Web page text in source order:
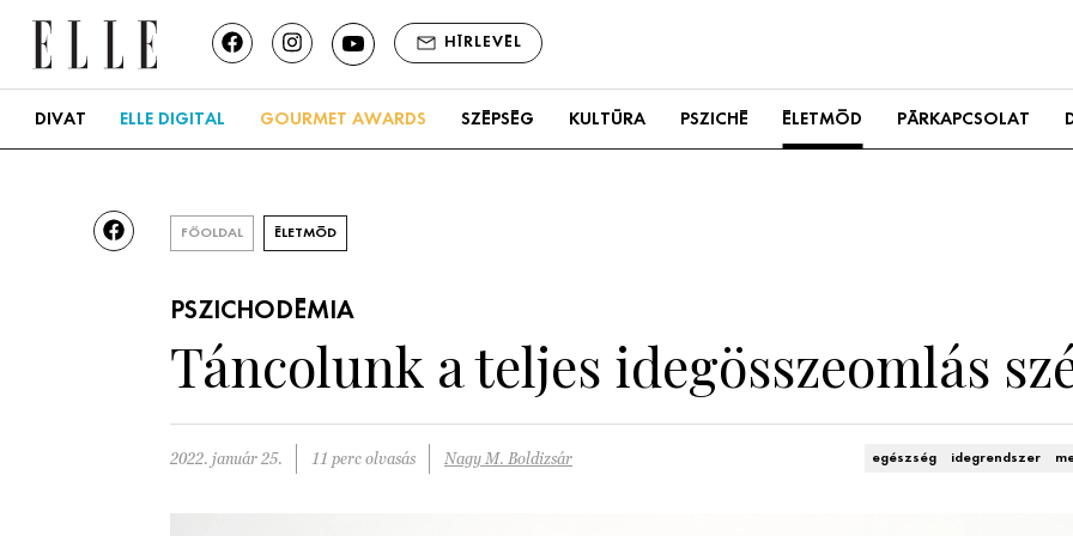
HÍRLEVÉL
DIVAT ELLE DIGITAL GOURMET AWARDS SZÉPSÉG KULTÚRA PSZICHÉ ÉLETMÓD PÁRKAPCSOLAT
FŐOLDAL ÉLETMÓD
PSZICHODÉMIA
Táncolunk a teljes idegösszeomlás
2022. január 25. 11 perc olvasás Nagy M. Boldizsár egészség idegrendszer